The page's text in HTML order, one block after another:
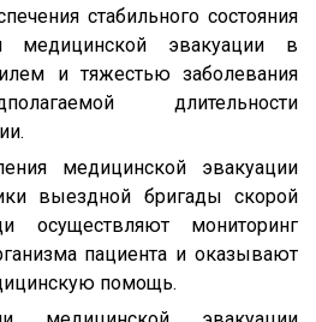
стабильного состояния
медицинской эвакуации в
и тяжестью заболевания
длительности
медицинской эвакуации
выездной бригады скорой
осуществляют мониторинг
пациента и оказывают
помощь.